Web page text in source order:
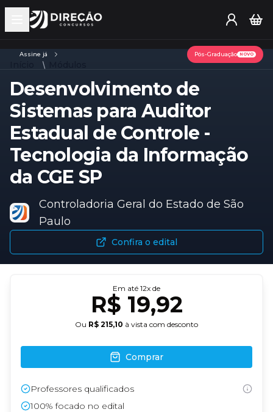
Open main menu
Assine já Pós-Graduação NOVO
Desenvolvimento de
Sistemas para Auditor
Estadual de Controle -
Tecnologia da Informação
da CGE SP
Controladoria Geral do Estado de São
Paulo
Confira o edital
Em até 12x de
R$ 19,92
Ou R$ 215,10 à vista com desconto
Comprar
Professores qualificados
100% focado no edital